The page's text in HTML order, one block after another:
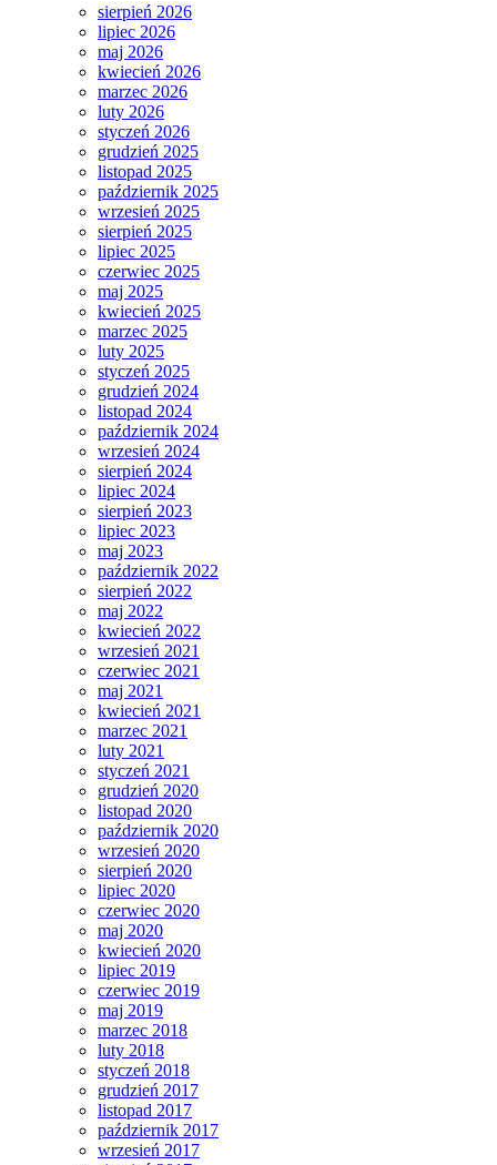
sierpień 2026
lipiec 2026
maj 2026
kwiecień 2026
marzec 2026
luty 2026
styczeń 2026
grudzień 2025
listopad 2025
październik 2025
wrzesień 2025
sierpień 2025
lipiec 2025
czerwiec 2025
maj 2025
kwiecień 2025
marzec 2025
luty 2025
styczeń 2025
grudzień 2024
listopad 2024
październik 2024
wrzesień 2024
sierpień 2024
lipiec 2024
sierpień 2023
lipiec 2023
maj 2023
październik 2022
sierpień 2022
maj 2022
kwiecień 2022
wrzesień 2021
czerwiec 2021
maj 2021
kwiecień 2021
marzec 2021
luty 2021
styczeń 2021
grudzień 2020
listopad 2020
październik 2020
wrzesień 2020
sierpień 2020
lipiec 2020
czerwiec 2020
maj 2020
kwiecień 2020
lipiec 2019
czerwiec 2019
maj 2019
marzec 2018
luty 2018
styczeń 2018
grudzień 2017
listopad 2017
październik 2017
wrzesień 2017